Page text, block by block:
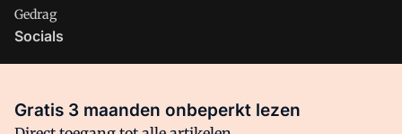
Gedrag
Socials
Facebook
Gratis 3 maanden onbeperkt lezen